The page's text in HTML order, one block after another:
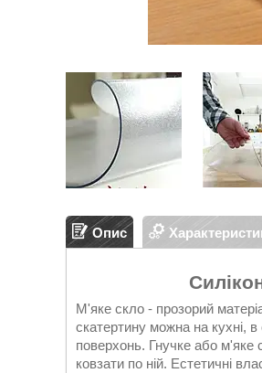
Опис
М'яке скло - прозорий
скатертину можна на кухні, в
поверхонь. Гнучке або м'яке
ковзати по ній. Естетичні